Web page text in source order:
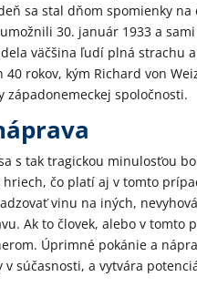
sa stal dňom spomienky
30. január 1933 a
väčšina ľudí plná strachu
rokov, kým Richard von
západonemeckej spoločnosti.
s tak tragickou minulosťou
čo platí aj v tomto
vinu na iných,
Ak to človek, alebo v tomto
Úprimné pokánie a
súčasnosti, a vytvára